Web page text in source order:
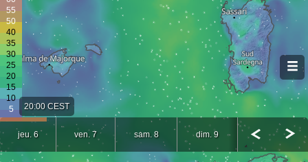
20:00 CEST
jeu. 6 ven. 7 sam. 8 dim. 9